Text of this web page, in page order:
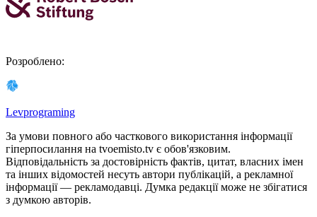
Розроблено:
Levprograming
За умови повного або часткового використання iнформацiї
гіперпосилання на tvoemisto.tv є обов'язковим.
Відповідальність за достовірність фактів, цитат, власних імен
та інших відомостей несуть автори публікацій, а рекламної
інформації — рекламодавці. Думка редакцiї може не збiгатися
з думкою авторiв.